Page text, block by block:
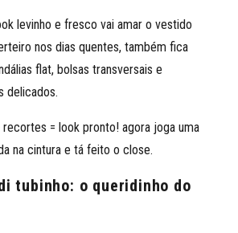
levinho e fresco vai amar o vestido
nos dias quentes, também fica
flat, bolsas transversais e
delicados.
= look pronto! agora joga uma
na cintura e tá feito o close.
tubinho: o queridinho do